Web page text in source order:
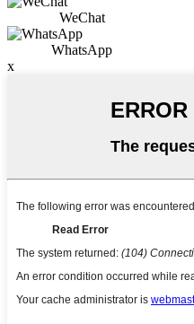
WeChat
WhatsApp
x